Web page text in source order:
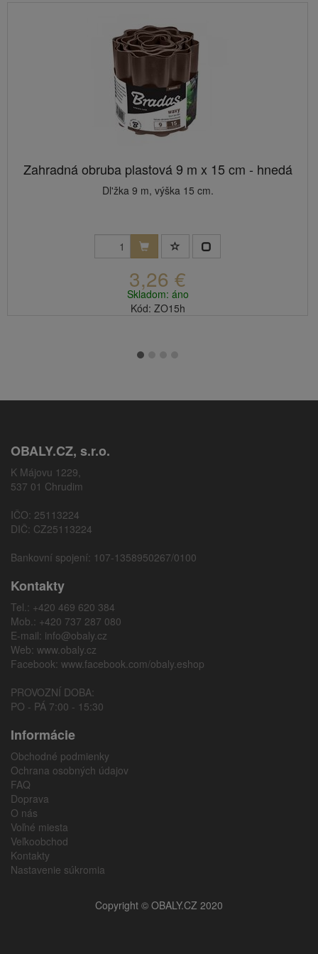
Zahradná obruba plastová 9 m x 15 cm - hnedá
Dl'žka 9 m, výška 15 cm.
3,26 €
Skladom: áno
Kód: ZO15h
OBALY.CZ, s.r.o.
K Májovu 1229,
537 01 Chrudim
IČO: 25113224
DIČ: CZ25113224
Bankovní spojení: 107-1358950267/0100
Kontakty
Tel.: +420 469 620 384
Mob.: +420 737 287 080
E-mail: info@obaly.cz
Web: www.obaly.cz
Facebook: www.facebook.com/obaly.eshop
PROVOZNÍ DOBA:
PO - PÁ 7:00 - 15:30
Informácie
Obchodné podmienky
Ochrana osobných údajov
FAQ
Doprava
O nás
Voľné miesta
Veľkoobchod
Kontakty
Nastavenie súkromia
Copyright © OBALY.CZ 2020